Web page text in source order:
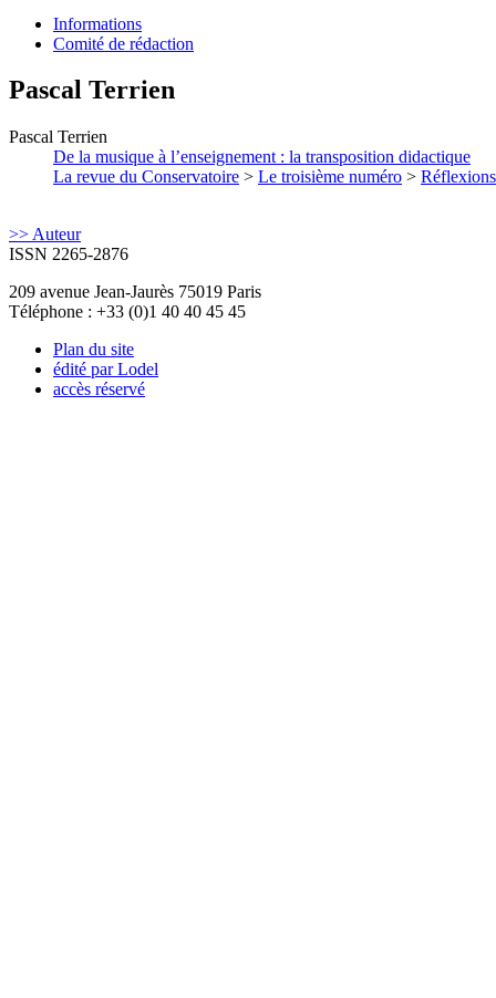
Informations
Comité de rédaction
Pascal Terrien
Pascal Terrien
De la musique à l’enseignement : la transposition didactique
La revue du Conservatoire > Le troisième numéro >
>> Auteur
ISSN 2265-2876
209 avenue Jean-Jaurès 75019 Paris
Téléphone : +33 (0)1 40 40 45 45
Plan du site
édité par Lodel
accès réservé